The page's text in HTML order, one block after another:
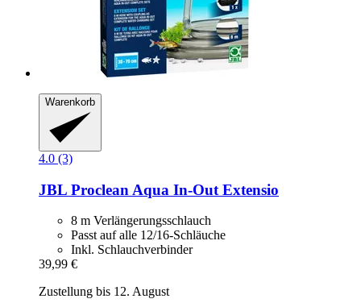
Warenkorb
4.0 (3)
JBL Proclean Aqua In-​Out Extensio
8 m Verlängerungsschlauch
Passt auf alle 12/16-Schläuche
Inkl. Schlauchverbinder
39,99 €
Zustellung bis 12. August